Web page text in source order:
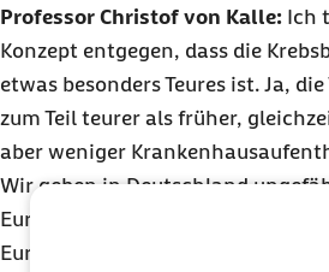
Professor Christof von Kalle: Ich
Konzept entgegen, dass die
etwas besonders Teures ist. Ja,
zum Teil teurer als früher,
aber weniger
Wir geben in Deutschland
Euro für unsere Gesundheit aus.
Euro davon setzen wir für